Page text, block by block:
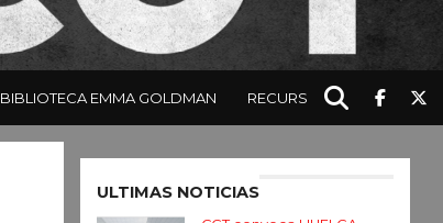
BIBLIOTECA EMMA GOLDMAN RECURSOS
ULTIMAS NOTICIAS